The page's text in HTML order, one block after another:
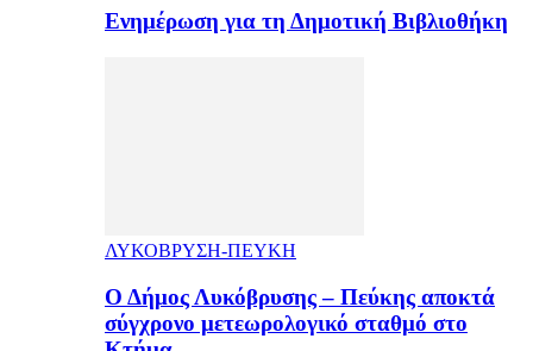
Ενημέρωση για τη Δημοτική Βιβλιοθήκη
ΛΥΚΟΒΡΥΣΗ-ΠΕΥΚΗ
Ο Δήμος Λυκόβρυσης – Πεύκης αποκτά
σύγχρονο μετεωρολογικό σταθμό στο